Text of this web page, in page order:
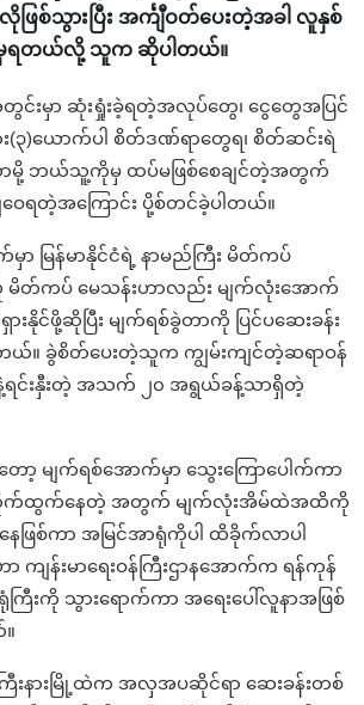
စ်သွားပြီး အင်္ကျီဝတ်ပေးတဲ့အခါ လူနှစ်
ရတယ်လို့ သူက ဆိုပါတယ်။
းမှာ ဆုံးရှုံးခဲ့ရတဲ့အလုပ်တွေ၊ ငွေတွေအပြင်
(၃)ယောက်ပါ စိတ်ဒဏ်ရာတွေရ၊ စိတ်ဆင်းရဲ
ာမို့ ဘယ်သူ့ကိုမှ ထပ်မဖြစ်စေချင်တဲ့အတွက်
ေရတဲ့အကြောင်း ပို့စ်တင်ခဲ့ပါတယ်။
မှာ မြန်မာနိုင်ငံရဲ့ နာမည်ကြီး မိတ်ကပ်
မိတ်ကပ် မေသန်းဟာလည်း မျက်လုံးအောက်
င်ဖို့ဆိုပြီး မျက်ရစ်ခွဲတာကို ပြင်ပဆေးခန်း
ယ်။ ခွဲစိတ်ပေးတဲ့သူက ကျွမ်းကျင်တဲ့ဆရာဝန်
င်းနှီးတဲ့ အသက် ၂၀ အရွယ်ခန့်သာရှိတဲ့
ော့ မျက်ရစ်အောက်မှာ သွေးကြောပေါက်ကာ
က်ထွက်နေတဲ့ အတွက် မျက်လုံးအိမ်ထဲအထိကို
ေဖြစ်ကာ အမြင်အာရုံကိုပါ ထိခိုက်လာပါ
ကျန်းမာရေးဝန်ကြီးဌာနအောက်က ရန်ကုန်
ြီးကို သွားရောက်ကာ အရေးပေါ်လူနာအဖြစ်
ကြီးနားမြို့ထဲက အလှအပဆိုင်ရာ ဆေးခန်းတစ်